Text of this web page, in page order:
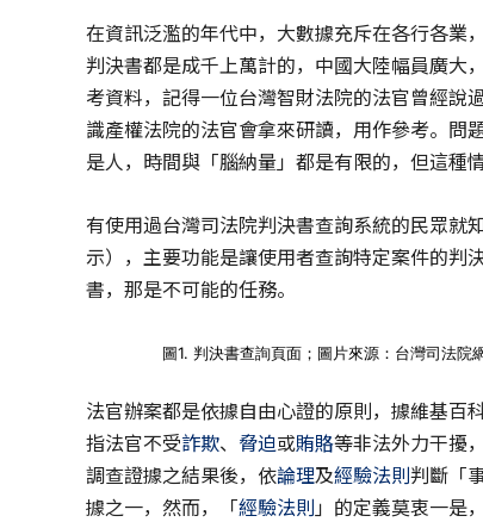
在資訊泛濫的年代中，大數據充斥在各行各業
判決書都是成千上萬計的，中國大陸幅員廣大
考資料，記得一位台灣智財法院的法官曾經說
識產權法院的法官會拿來研讀，用作參考。問
是人，時間與「腦納量」都是有限的，但這種
有使用過台灣司法院判決書查詢系統的民眾就
示），主要功能是讓使用者查詢特定案件的判
書，那是不可能的任務。
圖1. 判決書查詢頁面；圖片來源：台灣司法院
法官辦案都是依據自由心證的原則，據維基百
指法官不受詐欺、 脅迫或賄賂等非法外力干擾
調查證據之結果後，依論理及經驗法則判斷「
據之一，然而，「經驗法則 」的定義莫衷一是